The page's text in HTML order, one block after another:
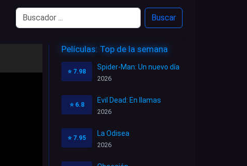
Buscar
Películas: Top de la semana
⭐ 7.98
Spider-Man: Un nuevo día
2026
⭐ 6.8
Evil Dead: En llamas
2026
⭐ 7.95
La Odisea
2026